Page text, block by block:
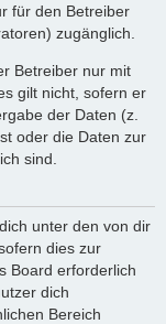
für den Betreiber
zugänglich.
Betreiber nur mit
gilt nicht, sofern er
der Daten (z.
oder die Daten zur
sind.
unter den von dir
dies zur
Board erforderlich
dich
Bereich